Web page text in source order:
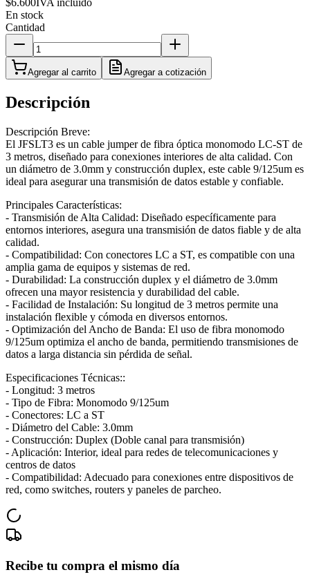
En stock
Cantidad
Agregar al carrito Agregar a cotización
Descripción
Descripción Breve:
El JFSLT3 es un cable jumper de fibra óptica monomodo LC-ST de
3 metros, diseñado para conexiones interiores de alta calidad. Con
un diámetro de 3.0mm y construcción duplex, este cable 9/125um es
ideal para asegurar una transmisión de datos estable y confiable.
Principales Características:
- Transmisión de Alta Calidad: Diseñado específicamente para
entornos interiores, asegura una transmisión de datos fiable y de alta
calidad.
- Compatibilidad: Con conectores LC a ST, es compatible con una
amplia gama de equipos y sistemas de red.
- Durabilidad: La construcción duplex y el diámetro de 3.0mm
ofrecen una mayor resistencia y durabilidad del cable.
- Facilidad de Instalación: Su longitud de 3 metros permite una
instalación flexible y cómoda en diversos entornos.
- Optimización del Ancho de Banda: El uso de fibra monomodo
9/125um optimiza el ancho de banda, permitiendo transmisiones de
datos a larga distancia sin pérdida de señal.
Especificaciones Técnicas::
- Longitud: 3 metros
- Tipo de Fibra: Monomodo 9/125um
- Conectores: LC a ST
- Diámetro del Cable: 3.0mm
- Construcción: Duplex (Doble canal para transmisión)
- Aplicación: Interior, ideal para redes de telecomunicaciones y
centros de datos
- Compatibilidad: Adecuado para conexiones entre dispositivos de
red, como switches, routers y paneles de parcheo.
Recibe tu compra el mismo día